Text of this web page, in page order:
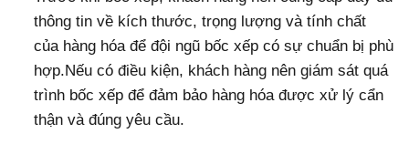
thông tin về kích thước, trọng lượng và tính chất
của hàng hóa để đội ngũ bốc xếp có sự chuẩn bị phù
hợp.Nếu có điều kiện, khách hàng nên giám sát quá
trình bốc xếp để đảm bảo hàng hóa được xử lý cẩn
thận và đúng yêu cầu.